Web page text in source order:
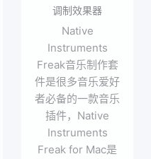
调制效果器
Native
Instruments
Freak音乐制作套
件是很多音乐爱好
者必备的一款音乐
插件，Native
Instruments
Freak for Mac是